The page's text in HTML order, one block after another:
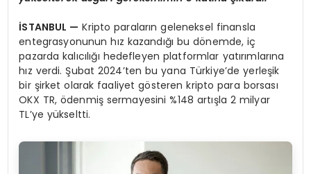
İSTANBUL — Kripto paraların geleneksel finansla
entegrasyonunun hız kazandığı bu dönemde, iç
pazarda kalıcılığı hedefleyen platformlar yatırımlarına
hız verdi. Şubat 2024’ten bu yana Türkiye’de yerleşik
bir şirket olarak faaliyet gösteren kripto para borsası
OKX TR, ödenmiş sermayesini %148 artışla 2 milyar
TL’ye yükseltti.